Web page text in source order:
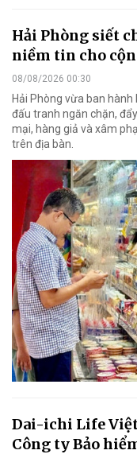
Hải Phòng siết
niềm tin cho
08/08/2026 00:30
Hải Phòng vừa ban hành
đấu tranh ngăn chặn,
mại, hàng giả và xâm
trên địa bàn.
Dai-ichi Life Việt
Công ty Bảo